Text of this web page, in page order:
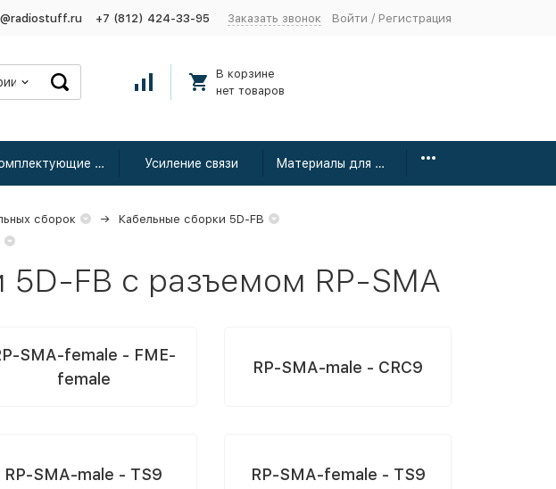
+7 (812) 424-33-95 Заказать звонок Войти / Регистрация
В корзине
нет товаров
Комплектующие для усиления Усиление связи Материалы для монтажа
сборок
Кабельные сборки 5D-FB
5D-FB с разъемом RP-SMA
SMA-female - FME-
female
RP-SMA-male - CRC9
RP-SMA-male - TS9 RP-SMA-female - TS9